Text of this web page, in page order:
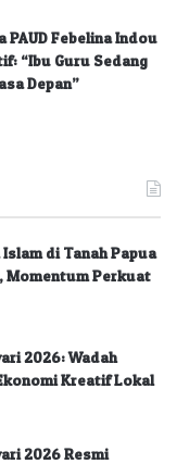
Febelina Indou
“Ibu Guru Sedang
Depan”
di Tanah Papua
Momentum Perkuat
2026: Wadah
Kreatif Lokal
2026 Resmi